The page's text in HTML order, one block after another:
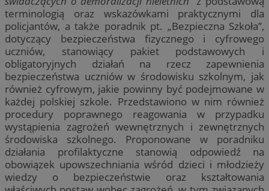
terminologią oraz wskazówkami praktycznymi dla
policjantów, a także poradnik pt. „Bezpieczna Szkoła”,
dotyczący bezpieczeństwa fizycznego i cyfrowego
uczniów, stanowiący pakiet podstawowych i
obligatoryjnych działań na rzecz zapewnienia
bezpieczeństwa uczniów w środowisku szkolnym, jak
również cyfrowym, jakie powinny być podejmowane w
każdej polskiej szkole. Przedstawiono w nim również
procedury poprawnego reagowania w przypadku
wystąpienia zagrożeń wewnętrznych i zewnętrznych
środowiska szkolnego. Proponowane w poradniku
działania profilaktyczne stanowią odpowiedź na
obowiązek upowszechniania wśród dzieci i młodzieży
wiedzy o bezpieczeństwie oraz kształtowania